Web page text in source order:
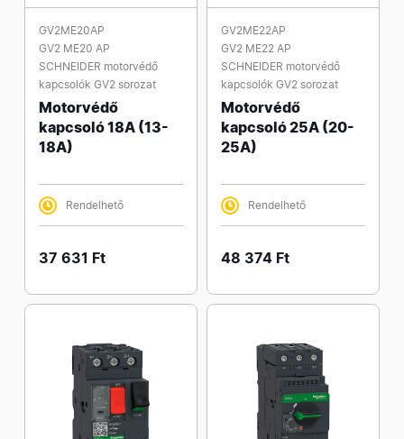
GV2ME20AP
GV2 ME20 AP
SCHNEIDER motorvédő
kapcsolók GV2 sorozat
Motorvédő
kapcsoló 18A (13-
18A)
Rendelhető
37 631 Ft
GV2ME22AP
GV2 ME22 AP
SCHNEIDER motorvédő
kapcsolók GV2 sorozat
Motorvédő
kapcsoló 25A (20-
25A)
Rendelhető
48 374 Ft